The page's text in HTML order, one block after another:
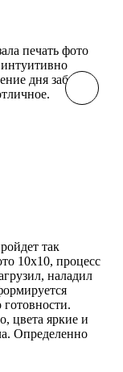
печать фото
дня забрала.
так
10х10, процесс
наладил
цвета яркие и
Определенно